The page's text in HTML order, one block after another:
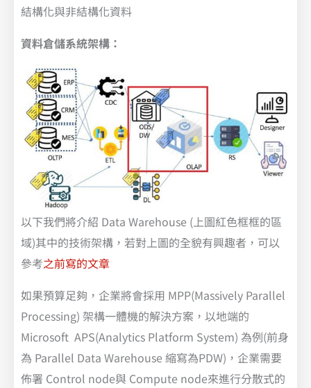
結構化與非結構化資料
資料倉儲系統架構：
以下我們將介紹 Data Warehouse (上圖紅色框框的區
域)其中的技術架構，若對上圖的全貌有興趣者，可以
參考之前寫的文章
如果預算足夠，企業將會採用 MPP(Massively Parallel
Processing) 架構一體機的解決方案，以地端的
Microsoft APS(Analytics Platform System) 為例(前身
為 Parallel Data Warehouse 縮寫為PDW)，企業需要
佈署 Control node與 Compute node來進行分散式的